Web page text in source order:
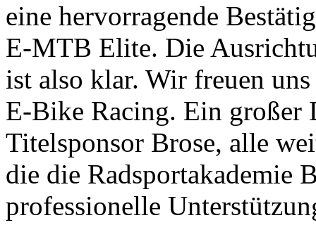
eine hervorragende
E-MTB Elite. Die
ist also klar. Wir freuen
E-Bike Racing. Ein großer
Titelsponsor Brose, alle
die die Radsportakademie
professionelle